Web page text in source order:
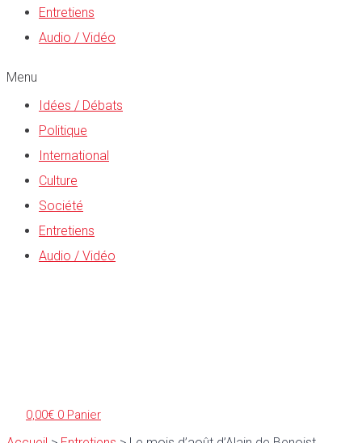
Entretiens
Audio / Vidéo
Menu
Idées / Débats
Politique
International
Culture
Société
Entretiens
Audio / Vidéo
0,00€ 0 Panier